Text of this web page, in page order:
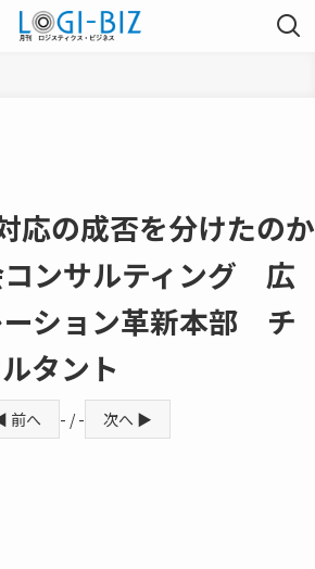
の成否を分けたのか
コンサルティング 広
ーション革新本部 チ
タント
前へ - / - 次へ ▶